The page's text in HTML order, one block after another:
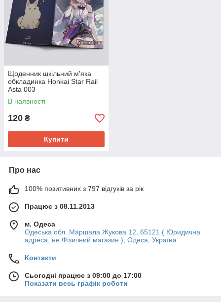
Щоденник шкільний м'яка
обкладинка Honkai Star Rail
Asta 003
В наявності
120 ₴
Купити
Про нас
100% позитивних з 797 відгуків за рік
Працює з 08.11.2013
м. Одеса
Одеська обл. Маршала Жукова 12, 65121 ( Юридична
адреса, не Фізичний магазин ), Одеса, Україна
Контакти
Сьогодні працює з 09:00 до 17:00
Показати весь графік роботи